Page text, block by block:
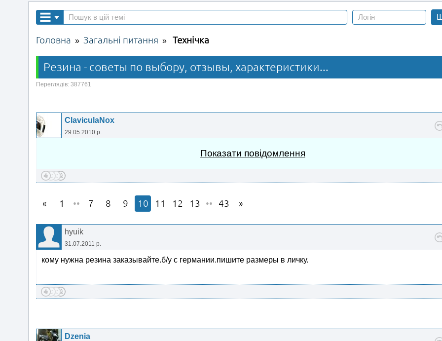
Головна » Загальні питання » Технічка
Резина - советы по выбору, отзывы, характеристики...
Переглядів: 387761
ClaviculaNox
29.05.2010 р.
Показати повідомлення
1 •• 7 8 9 10 11 12 13 •• 43
hyuik
31.07.2011 р.
кому нужна резина заказывайте.б/у с германии.пишите размеры в личку.
Dzenia